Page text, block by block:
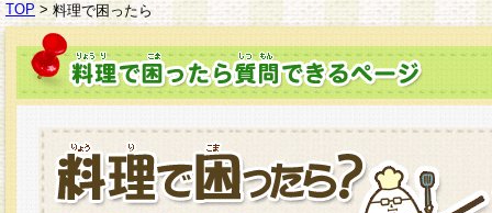
TOP >料理で困ったら